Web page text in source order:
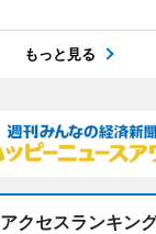
もっと見る
アクセスランキン